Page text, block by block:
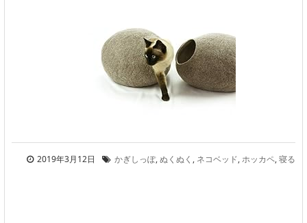
2019年3月12日 かぎしっぽ,ぬくぬく , ネコベッド,ホッカペ,寝る